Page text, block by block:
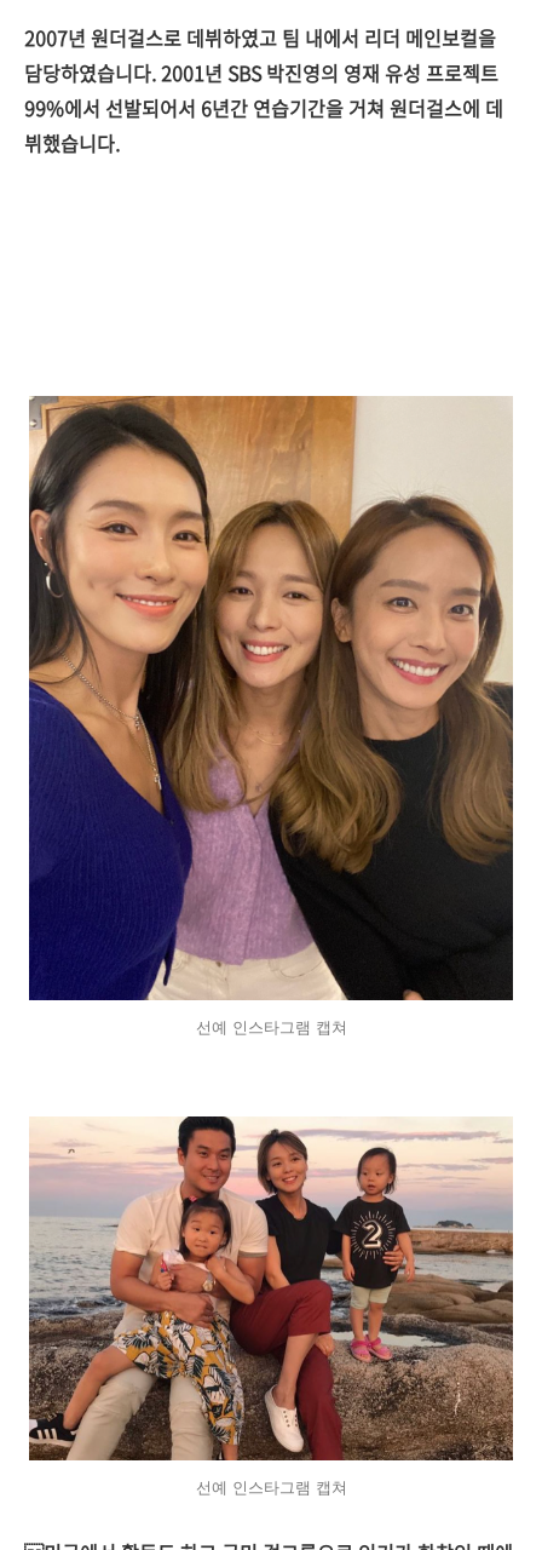
2007년 원더걸스로 데뷔하였고 팀 내에서 리더 메인보컬을
담당하였습니다. 2001년 SBS 박진영의 영재 유성 프로젝트
99%에서 선발되어서 6년간 연습기간을 거쳐 원더걸스에 데
뷔했습니다.
선예 인스타그램 캡쳐
선예 인스타그램 캡쳐